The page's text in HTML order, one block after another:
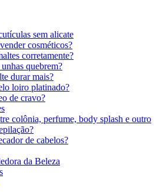
sem alicate
cosméticos?
corretamente?
quebrem?
durar mais?
loiro platinado?
de cravo?
colônia, perfume, body splash e outro
de cabelos?
da Beleza